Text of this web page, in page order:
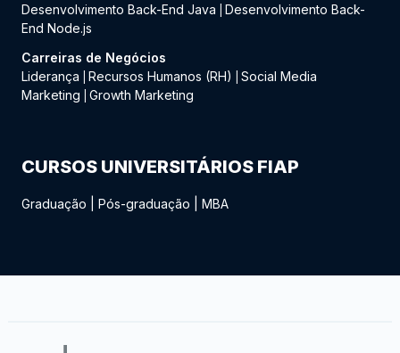
Desenvolvimento Back-End Java
Desenvolvimento Back-
End Node.js
Carreiras de Negócios
Liderança
Recursos Humanos (RH)
Social Media
Marketing
Growth Marketing
CURSOS UNIVERSITÁRIOS FIAP
Graduação Pós-graduação MBA